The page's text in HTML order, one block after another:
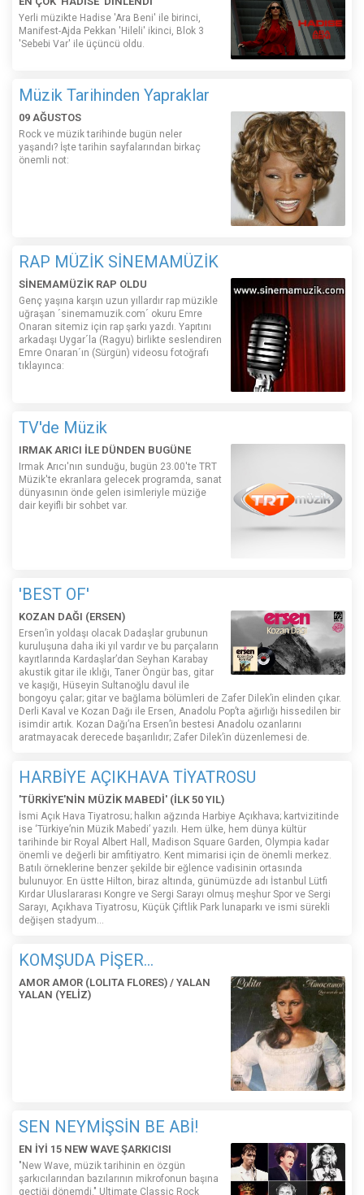
Yerli müzikte Hadise 'Ara Beni' ile birinci,
Manifest-Ajda Pekkan 'Hileli' ikinci, Blok 3
'Sebebi Var' ile üçüncü oldu.
Müzik Tarihinden Yapraklar
09 AĞUSTOS
Rock ve müzik tarihinde bugün neler
yaşandı? İşte tarihin sayfalarından birkaç
önemli not:
RAP MÜZİK SİNEMAMÜZİK
SİNEMAMÜZİK RAP OLDU
Genç yaşına karşın uzun yıllardır rap müzikle
uğraşan ´sinemamuzik.com´ okuru Emre
Onaran sitemiz için rap şarkı yazdı. Yapıtını
arkadaşı Uygar´la (Ragyu) birlikte seslendiren
Emre Onaran´ın (Sürgün) videosu fotoğrafı
tıklayınca:
TV'de Müzik
IRMAK ARICI İLE DÜNDEN BUGÜNE
Irmak Arıcı'nın sunduğu, bugün 23.00'te TRT
Müzik'te ekranlara gelecek programda, sanat
dünyasının önde gelen isimleriyle müziğe
dair keyifli bir sohbet var.
'BEST OF'
KOZAN DAĞI (ERSEN)
Ersen’in yoldaşı olacak Dadaşlar grubunun
kuruluşuna daha iki yıl vardır ve bu parçaların
kayıtlarında Kardaşlar’dan Seyhan Karabay
akustik gitar ile ıklığı, Taner Öngür bas, gitar
ve kaşığı, Hüseyin Sultanoğlu davul ile
bongoyu çalar; gitar ve bağlama bölümleri de Zafer Dilek’in elinden çıkar.
Derli Kaval ve Kozan Dağı ile Ersen, Anadolu Pop’ta ağırlığı hissedilen bir
isimdir artık. Kozan Dağı’na Ersen’in bestesi Anadolu ozanlarını
aratmayacak derecede başarılıdır; Zafer Dilek’in düzenlemesi de.
HARBİYE AÇIKHAVA TİYATROSU
'TÜRKİYE'NİN MÜZİK MABEDİ' (İLK 50 YIL)
İsmi Açık Hava Tiyatrosu; halkın ağzında Harbiye Açıkhava; kartvizitinde
ise ‘Türkiye’nin Müzik Mabedi’ yazılı. Hem ülke, hem dünya kültür
tarihinde bir Royal Albert Hall, Madison Square Garden, Olympia kadar
önemli ve değerli bir amfitiyatro. Kent mimarisi için de önemli merkez.
Batılı örneklerine benzer şekilde bir eğlence vadisinin ortasında
bulunuyor. En üstte Hilton, biraz altında, günümüzde adı İstanbul Lütfi
Kırdar Uluslararası Kongre ve Sergi Sarayı olmuş meşhur Spor ve Sergi
Sarayı, Açıkhava Tiyatrosu, Küçük Çiftlik Park lunaparkı ve ismi sürekli
değişen stadyum…
KOMŞUDA PİŞER...
AMOR AMOR (LOLITA FLORES) / YALAN
YALAN (YELİZ)
SEN NEYMİŞSİN BE ABİ!
EN İYİ 15 NEW WAVE ŞARKICISI
"New Wave, müzik tarihinin en özgün
şarkıcılarından bazılarının mikrofonun başına
geçtiği dönemdi." Ultimate Classic Rock